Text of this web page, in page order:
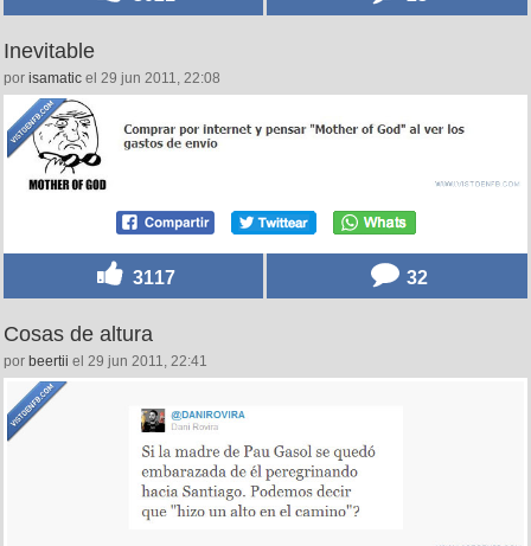
Inevitable
por isamatic el 29 jun 2011, 22:08
3117 32
Cosas de altura
por beertii el 29 jun 2011, 22:41